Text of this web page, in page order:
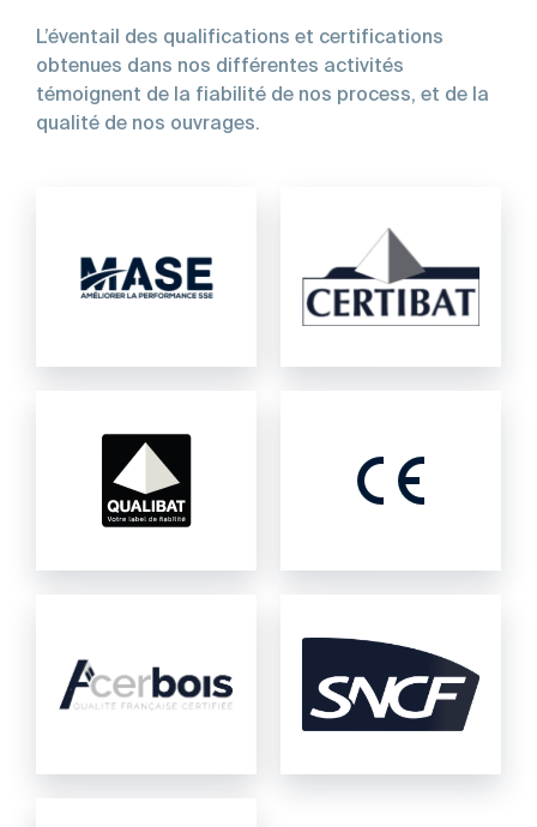
L’éventail des qualifications et certifications
obtenues dans nos différentes activités
témoignent de la fiabilité de nos process, et de la
qualité de nos ouvrages.